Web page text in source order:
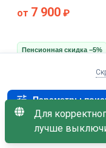
Параметры
С наличием мест Начало:
от 7 900 ₽
Пенсионная скидка −5%
Стандарт 6.2/
09
Для
лучше